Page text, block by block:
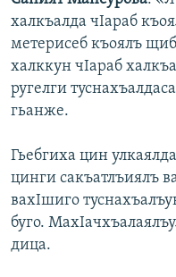
халкъалда чIараб
метерисеб къоялъ
халккун чIараб
ругелги
гьанже.
Гьебгиха цин
цинги сакъатлъиялъ
вахIшиго
буго.
дица.